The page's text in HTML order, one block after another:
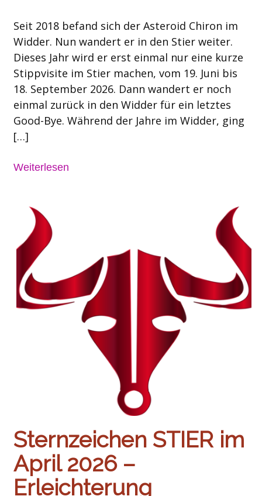
Seit 2018 befand sich der Asteroid Chiron im
Widder. Nun wandert er in den Stier weiter.
Dieses Jahr wird er erst einmal nur eine kurze
Stippvisite im Stier machen, vom 19. Juni bis
18. September 2026. Dann wandert er noch
einmal zurück in den Widder für ein letztes
Good-Bye. Während der Jahre im Widder, ging
[…]
Weiterlesen
Sternzeichen STIER im
April 2026 –
Erleichterung